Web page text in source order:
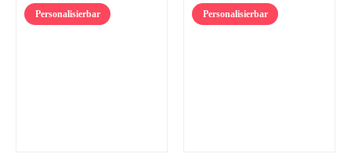
Personalisierbar Personalisierbar